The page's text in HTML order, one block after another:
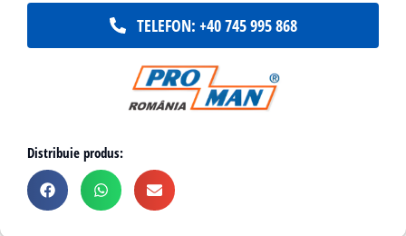
TELEFON: +40 745 995 868
Distribuie produs: